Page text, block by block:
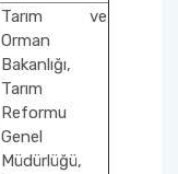
Tarım ve
Orman
Bakanlığı,
Tarım
Reformu
Genel
Müdürlüğü,